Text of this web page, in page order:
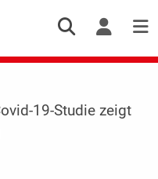
19-Studie zeigt